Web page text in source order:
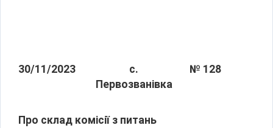
30/11/2023
с.
Первозванівка
№ 128
Про склад комісії з питань